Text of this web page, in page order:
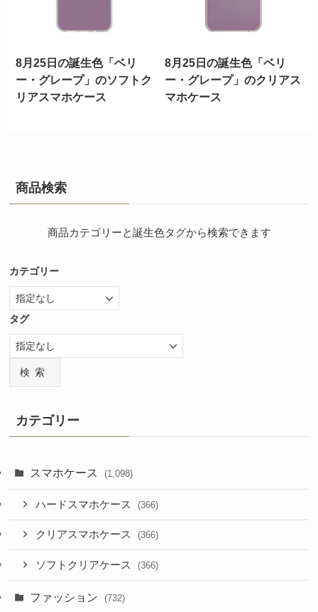
8月25日の誕生色「ベリ
ー・グレープ」のソフトク
リアスマホケース
8月25日の誕生色「ベリ
ー・グレープ」のクリアス
マホケース
商品検索
商品カテゴリーと誕生色タグから検索できます
カテゴリー
タグ
検索
カテゴリー
スマホケース (1,098)
ハードスマホケース (366)
クリアスマホケース (366)
ソフトクリアケース (366)
ファッション (732)